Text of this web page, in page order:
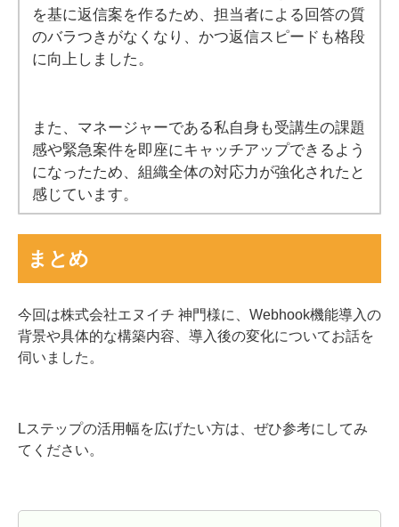
を基に返信案を作るため、担当者による回答の質
のバラつきがなくなり、かつ返信スピードも格段
に向上しました。
また、マネージャーである私自身も受講生の課題
感や緊急案件を即座にキャッチアップできるよう
になったため、組織全体の対応力が強化されたと
感じています。
まとめ
今回は株式会社エヌイチ 神門様に、Webhook機能導入の
背景や具体的な構築内容、導入後の変化についてお話を
伺いました。
Lステップの活用幅を広げたい方は、ぜひ参考にしてみ
てください。